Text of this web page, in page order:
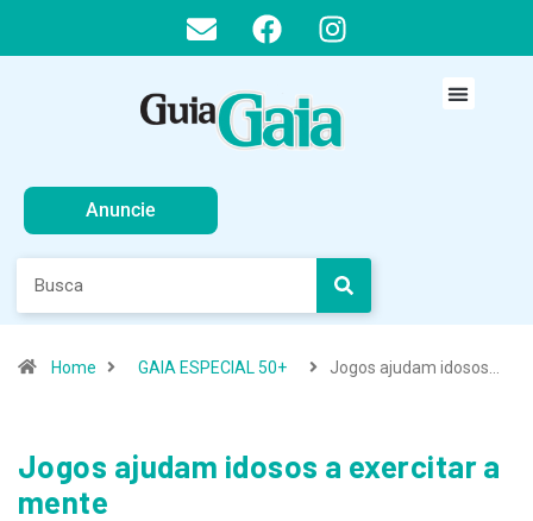
Anuncie
Home GAIA ESPECIAL 50+ Jogos ajudam idosos…
Jogos ajudam idosos a exercitar a
mente